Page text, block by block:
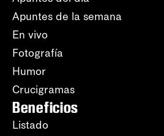
Apuntes de la semana
En vivo
Fotografía
Humor
Crucigramas
Beneficios
Listado